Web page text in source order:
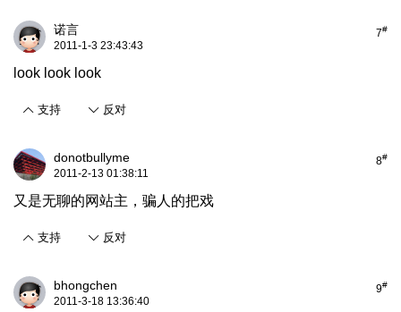
7#
诺言
2011-1-3 23:43:43
look look look
支持 反对
8#
donotbullyme
2011-2-13 01:38:11
又是无聊的网站主，骗人的把戏
支持 反对
9#
bhongchen
2011-3-18 13:36:40